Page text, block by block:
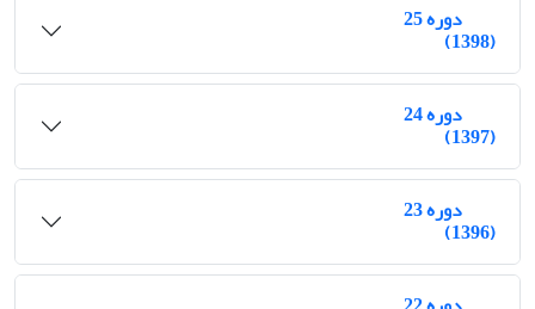
دوره 25
(1398)
دوره 24
(1397)
دوره 23
(1396)